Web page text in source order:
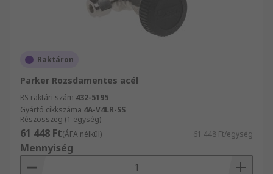
Raktáron
Parker Rozsdamentes acél
RS raktári szám 432-5195
Gyártó cikkszáma 4A-V4LR-SS
Részösszeg (1 egység)
61 448 Ft(ÁFA nélkül) 61 448 Ft/egység
Mennyiség